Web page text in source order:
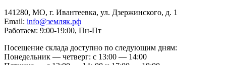
141280, МО, г. Ивантеевка, ул. Дзержинского, д. 1
Email: info@земляк.рф
Работаем: 9:00-19:00, Пн-Пт
Посещение склада доступно по следующим дням:
Понедельник — четверг: с 13:00 — 14:00